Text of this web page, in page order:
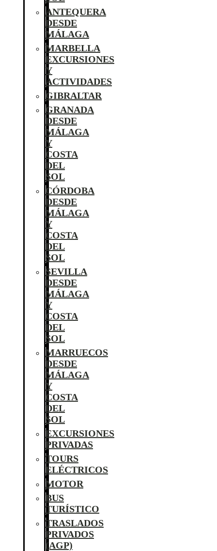
ANTEQUERA
DESDE
MÁLAGA
MARBELLA
EXCURSIONES
Y
ACTIVIDADES
GIBRALTAR
GRANADA
DESDE
MÁLAGA
Y
COSTA
DEL
SOL
CÓRDOBA
DESDE
MÁLAGA
Y
COSTA
DEL
SOL
SEVILLA
DESDE
MÁLAGA
Y
COSTA
DEL
SOL
MARRUECOS
DESDE
MÁLAGA
Y
COSTA
DEL
SOL
EXCURSIONES
PRIVADAS
TOURS
ELÉCTRICOS
MOTOR
BUS
TURÍSTICO
TRASLADOS
PRIVADOS
(AGP)